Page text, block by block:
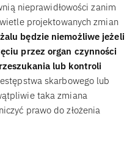
nieprawidłowości zanim
projektowanych zmian
będzie niemożliwe jeżeli
przez organ czynności
lub kontroli
skarbowego lub
taka zmiana
prawo do złożenia